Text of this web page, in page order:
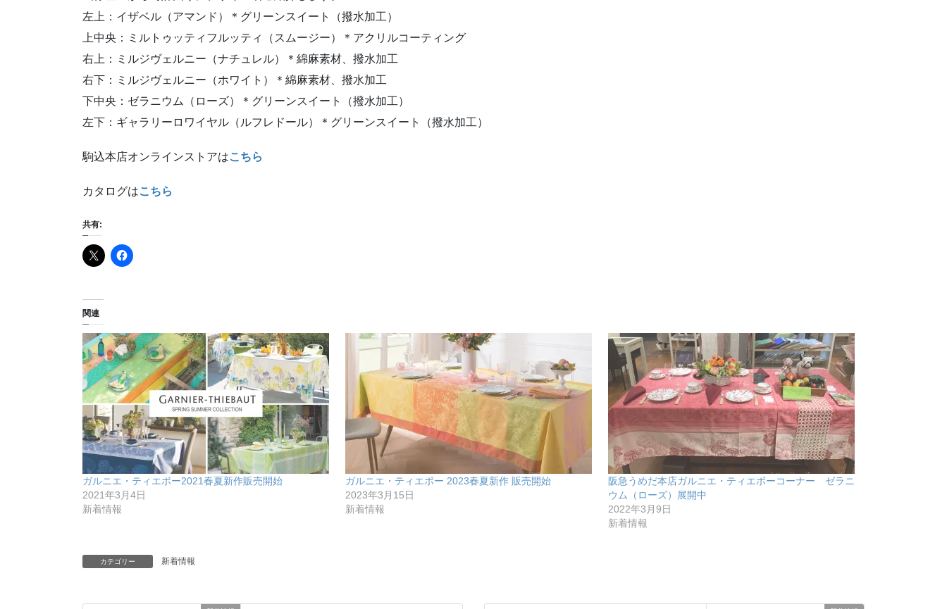
左上：イザベル（アマンド）＊グリーンスイート（撥水加工）
上中央：ミルトゥッティフルッティ（スムージー）＊アクリルコーティング
右上：ミルジヴェルニー（ナチュレル）＊綿麻素材、撥水加工
右下：ミルジヴェルニー（ホワイト）＊綿麻素材、撥水加工
下中央：ゼラニウム（ローズ）＊グリーンスイート（撥水加工）
左下：ギャラリーロワイヤル（ルフレドール）＊グリーンスイート（撥水加工）
駒込本店オンラインストアはこちら
カタログはこちら
共有:
関連
ガルニエ・ティエボー2021春夏新作販売開始
2021年3月4日
新着情報
ガルニエ・ティエボー 2023春夏新作 販売開始
2023年3月15日
新着情報
阪急うめだ本店ガルニエ・ティエボーコーナー ゼラニ
ウム（ローズ）展開中
2022年3月9日
新着情報
カテゴリー 新着情報